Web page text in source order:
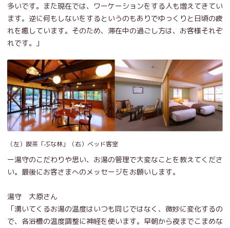
多いです。また現在では、ワーケーションをする人も増えてきてい
ます。逆に何もしないをするというのもありでゆっくりと日頃の疲
れを癒しています。そのため、滞在中の過ごし方は、お客様それぞ
れです。」
（左）喫茶「ぶな林」（右）ベッド客室
ー湯守のこだわりや思い、お湯の管理で大変なことを教えてくださ
い。最後にお客さまへのメッセージをお願いします。
湯守 大原さん
「湧いてくるお湯の温度はいつも同じではなく、微妙に変化するの
で、各浴槽の温度調整に神経を使います。早朝から夜までこまめな